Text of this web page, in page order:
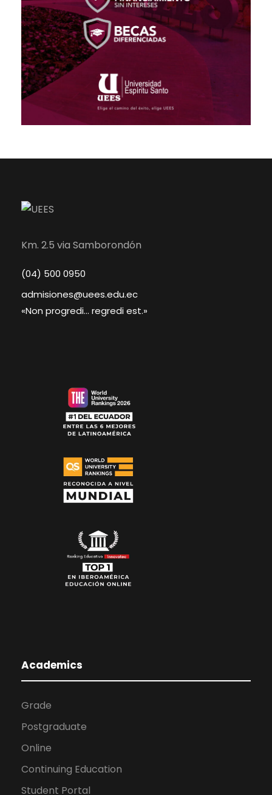
Km. 2.5 via Samborondón
(04) 500 0950
admisiones@uees.edu.ec
«Non progredi... regredi est.»
Academics
Grade
Postgraduate
Online
Continuing Education
Student Portal